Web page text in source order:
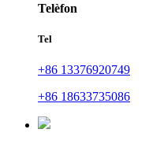
Telèfon
Tel
+86 13376920749
+86 18633735086